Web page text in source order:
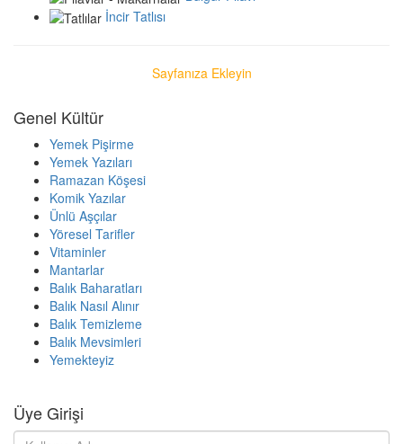
İncir Tatlısı
Sayfanıza Ekleyin
Genel Kültür
Yemek Pişirme
Yemek Yazıları
Ramazan Köşesi
Komik Yazılar
Ünlü Aşçılar
Yöresel Tarifler
Vitaminler
Mantarlar
Balık Baharatları
Balık Nasıl Alınır
Balık Temizleme
Balık Mevsimleri
Yemekteyiz
Üye Girişi